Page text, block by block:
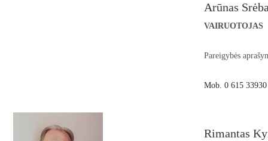
Arūnas
VAIRUOTOJAS
Pareigybės
Mob. 0 615 33930
Rimantas